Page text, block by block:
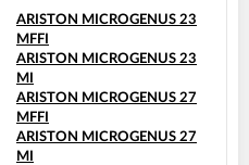
ARISTON MICROGENUS 23
MFFI
ARISTON MICROGENUS 23
MI
ARISTON MICROGENUS 27
MFFI
ARISTON MICROGENUS 27
MI